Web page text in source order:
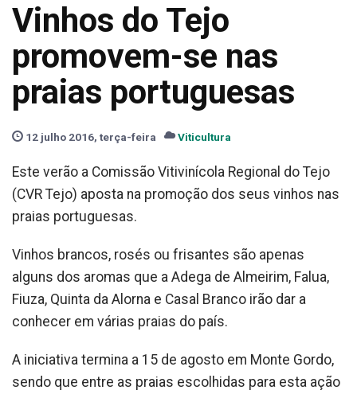
Vinhos do Tejo
promovem-se nas
praias portuguesas
12 julho 2016, terça-feira Viticultura
Este verão a Comissão Vitivinícola Regional do Tejo
(CVR Tejo) aposta na promoção dos seus vinhos nas
praias portuguesas.
Vinhos brancos, rosés ou frisantes são apenas
alguns dos aromas que a Adega de Almeirim, Falua,
Fiuza, Quinta da Alorna e Casal Branco irão dar a
conhecer em várias praias do país.
A iniciativa termina a 15 de agosto em Monte Gordo,
sendo que entre as praias escolhidas para esta ação